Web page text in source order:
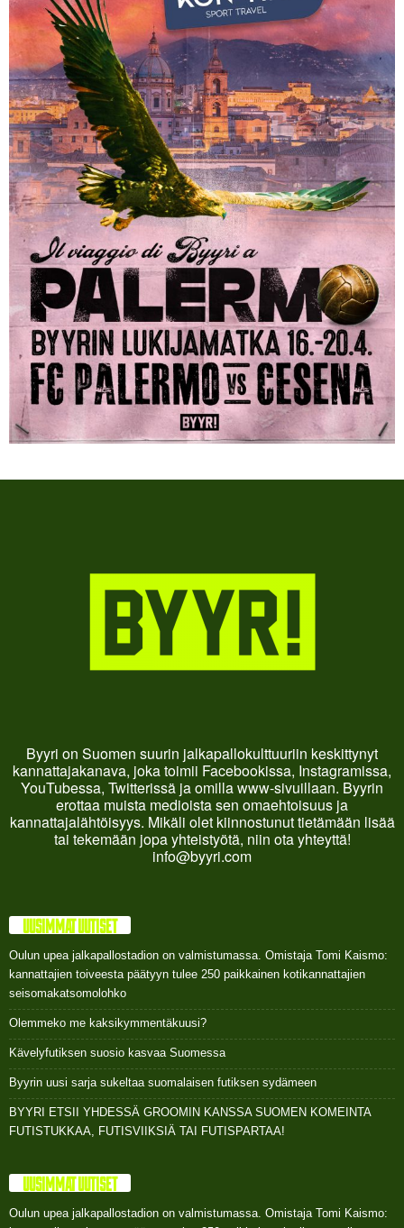
Byyri on Suomen suurin jalkapallokulttuuriin keskittynyt
kannattajakanava, joka toimii Facebookissa, Instagramissa,
YouTubessa, Twitterissä ja omilla www-sivuillaan. Byyrin
erottaa muista medioista sen omaehtoisuus ja
kannattajalähtöisyys. Mikäli olet kiinnostunut tietämään lisää
tai tekemään jopa yhteistyötä, niin ota yhteyttä!
info@byyri.com
UUSIMMAT UUTISET
Oulun upea jalkapallostadion on valmistumassa. Omistaja Tomi Kaismo:
kannattajien toiveesta päätyyn tulee 250 paikkainen kotikannattajien
seisomakatsomolohko
Olemmeko me kaksikymmentäkuusi?
Kävelyfutiksen suosio kasvaa Suomessa
Byyrin uusi sarja sukeltaa suomalaisen futiksen sydämeen
BYYRI ETSII YHDESSÄ GROOMIN KANSSA SUOMEN KOMEINTA
FUTISTUKKAA, FUTISVIIKSIÄ TAI FUTISPARTAA!
UUSIMMAT UUTISET
Oulun upea jalkapallostadion on valmistumassa. Omistaja Tomi Kaismo: